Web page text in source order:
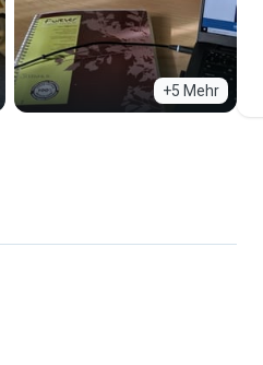
+5 Mehr